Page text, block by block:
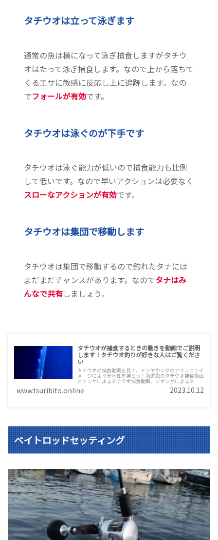
タチウオは立って泳ぎます
通常の魚は横になって泳ぎ捕食しますがタチウ
オはたって泳ぎ捕食します。なので上から落ちて
くるエサに敏感に反応し上に追跡します。なの
でフォールが有効です。
タチウオは泳ぐのが下手です
タチウオは泳ぐ能力が低いので捕食能力も比例
して低いです。なので早いアクションは必要なく
スローなアクションが有効です。
タチウオは集団で移動します
タチウオは集団で移動するので釣れたタナには
まだまだチャンスがあります。なのでタナはみ
んなで共有しましょう。
タチウオが捕食するときの動きを動画でご説明
します！タチウオ釣りが好きな人はご覧くださ
い
タチウオの捕食動画を見て、テンヤやジグのアクションイ
メージにより具体性を持とう！海遊館のタチウオ捕食動画
とテンヤによるタチウオ捕食動画、ジギングによるタチウ
オ捕食動画（おまけ程度）を掲載しています。雑談が少々
長く市場情報などを載せていますが、釣りに行けない日が
www.tsuribito.online 2023.10.12
ベイトロッドセッティング